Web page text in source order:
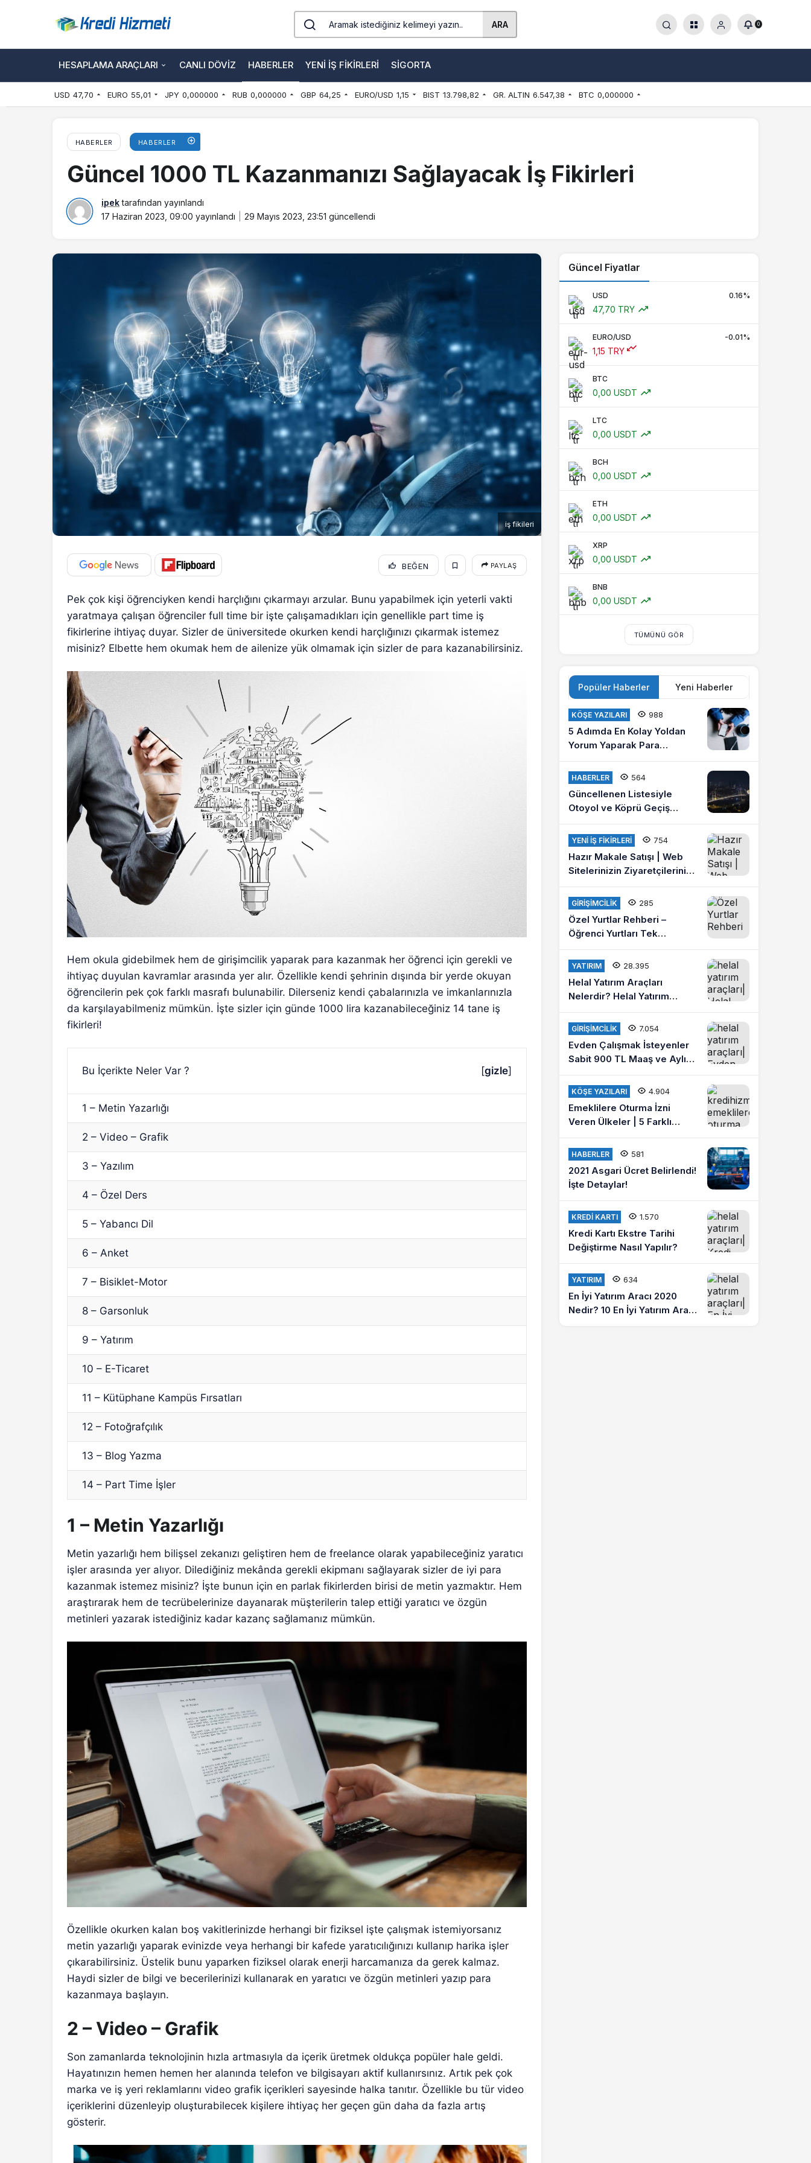
ARA 0
HESAPLAMA ARAÇLARI CANLI DÖVIZ HABERLER YENI İŞ FIKIRLERI SIGORTA
USD 47,70 EURO 55,01 JPY 0,000000 RUB 0,000000 GBP 64,25 EURO/USD 1,15 BIST 13.798,82 GR. ALTIN 6.547,38 BTC 0,000000
HABERLER HABERLER
Güncel 1000 TL Kazanmanızı Sağlayacak İş Fikirleri
ipektarafından yayınlandı
17 Haziran 2023, 09:00 yayınlandı 29 Mayıs 2023, 23:51 güncellendi
iş fikileri
BEĞEN PAYLAŞ
Pek çok kişi öğrenciyken kendi harçlığını çıkarmayı arzular. Bunu yapabilmek için yeterli vakti
yaratmaya çalışan öğrenciler full time bir işte çalışamadıkları için genellikle part time iş
fikirlerine ihtiyaç duyar. Sizler de üniversitede okurken kendi harçlığınızı çıkarmak istemez
misiniz? Elbette hem okumak hem de ailenize yük olmamak için sizler de para kazanabilirsiniz.
Hem okula gidebilmek hem de girişimcilik yaparak para kazanmak her öğrenci için gerekli ve
ihtiyaç duyulan kavramlar arasında yer alır. Özellikle kendi şehrinin dışında bir yerde okuyan
öğrencilerin pek çok farklı masrafı bulunabilir. Dilerseniz kendi çabalarınızla ve imkanlarınızla
da karşılayabilmeniz mümkün. İşte sizler için günde 1000 lira kazanabileceğiniz 14 tane iş
fikirleri!
Bu İçerikte Neler Var ? [gizle]
1 – Metin Yazarlığı
2 – Video – Grafik
3 – Yazılım
4 – Özel Ders
5 – Yabancı Dil
6 – Anket
7 – Bisiklet-Motor
8 – Garsonluk
9 – Yatırım
10 – E-Ticaret
11 – Kütüphane Kampüs Fırsatları
12 – Fotoğrafçılık
13 – Blog Yazma
14 – Part Time İşler
1 – Metin Yazarlığı
Metin yazarlığı hem bilişsel zekanızı geliştiren hem de freelance olarak yapabileceğiniz yaratıcı
işler arasında yer alıyor. Dilediğiniz mekânda gerekli ekipmanı sağlayarak sizler de iyi para
kazanmak istemez misiniz? İşte bunun için en parlak fikirlerden birisi de metin yazmaktır. Hem
araştırarak hem de tecrübelerinize dayanarak müşterilerin talep ettiği yaratıcı ve özgün
metinleri yazarak istediğiniz kadar kazanç sağlamanız mümkün.
Özellikle okurken kalan boş vakitlerinizde herhangi bir fiziksel işte çalışmak istemiyorsanız
metin yazarlığı yaparak evinizde veya herhangi bir kafede yaratıcılığınızı kullanıp harika işler
çıkarabilirsiniz. Üstelik bunu yaparken fiziksel olarak enerji harcamanıza da gerek kalmaz.
Haydi sizler de bilgi ve becerilerinizi kullanarak en yaratıcı ve özgün metinleri yazıp para
kazanmaya başlayın.
2 – Video – Grafik
Son zamanlarda teknolojinin hızla artmasıyla da içerik üretmek oldukça popüler hale geldi.
Hayatınızın hemen hemen her alanında telefon ve bilgisayarı aktif kullanırsınız. Artık pek çok
marka ve iş yeri reklamlarını video grafik içerikleri sayesinde halka tanıtır. Özellikle bu tür video
içeriklerini düzenleyip oluşturabilecek kişilere ihtiyaç her geçen gün daha da fazla artış
gösterir.
Güncel Fiyatlar
USD 0.16%
47,70 TRY
EURO/USD -0.01%
1,15 TRY
BTC
0,00 USDT
LTC
0,00 USDT
BCH
0,00 USDT
ETH
0,00 USDT
XRP
0,00 USDT
BNB
0,00 USDT
TÜMÜNÜ GÖR
Popüler Haberler Yeni Haberler
KÖŞE YAZILARI 988
5 Adımda En Kolay Yoldan
Yorum Yaparak Para
Kazanma
HABERLER 564
Güncellenen Listesiyle
Otoyol ve Köprü Geçiş
Ücretleri 2021
YENI İŞ FIKIRLERI 754
Hazır Makale Satışı | Web
Sitelerinizin Ziyaretçilerini
Arttırın
GIRIŞIMCILIK 285
Özel Yurtlar Rehberi –
Öğrenci Yurtları Tek
Platformda
YATIRIM 28.395
Helal Yatırım Araçları
Nelerdir? Helal Yatırım
Yapmak İstiyorum Diyenlere
Tavsiyeler?
GIRIŞIMCILIK 7.054
Evden Çalışmak İsteyenler
Sabit 900 TL Maaş ve Aylık
4 Bin Lira Kazanmak İster
misiniz?
KÖŞE YAZILARI 4.904
Emeklilere Oturma İzni
Veren Ülkeler | 5 Farklı
Ülkede Emeklilik Hayatı
Yaşayın
HABERLER 581
2021 Asgari Ücret Belirlendi!
İşte Detaylar!
KREDI KARTI 1.570
Kredi Kartı Ekstre Tarihi
Değiştirme Nasıl Yapılır?
YATIRIM 634
En İyi Yatırım Aracı 2020
Nedir? 10 En İyi Yatırım Aracı